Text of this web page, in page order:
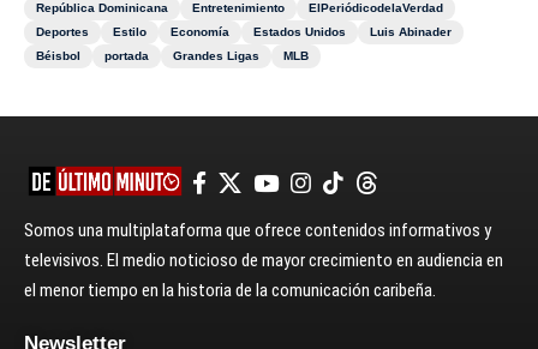
República Dominicana
Entretenimiento
ElPeriódicodelaVerdad
Deportes
Estilo Economía Estados Unidos
Luis Abinader
Béisbol
portada Grandes Ligas MLB
Somos una multiplataforma que ofrece contenidos informativos y
televisivos. El medio noticioso de mayor crecimiento en audiencia en
el menor tiempo en la historia de la comunicación caribeña.
Newsletter